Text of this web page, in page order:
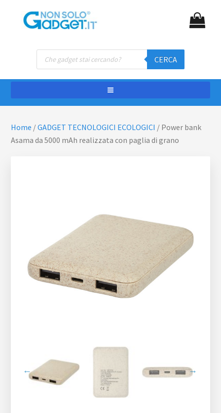
contenuto
NON SOLO GADGET
Gadget personalizzati
Ricerca
prodotti
CERCA
Home /GADGET TECNOLOGICI ECOLOGICI / Power bank
Asama da 5000 mAh realizzata con paglia di grano